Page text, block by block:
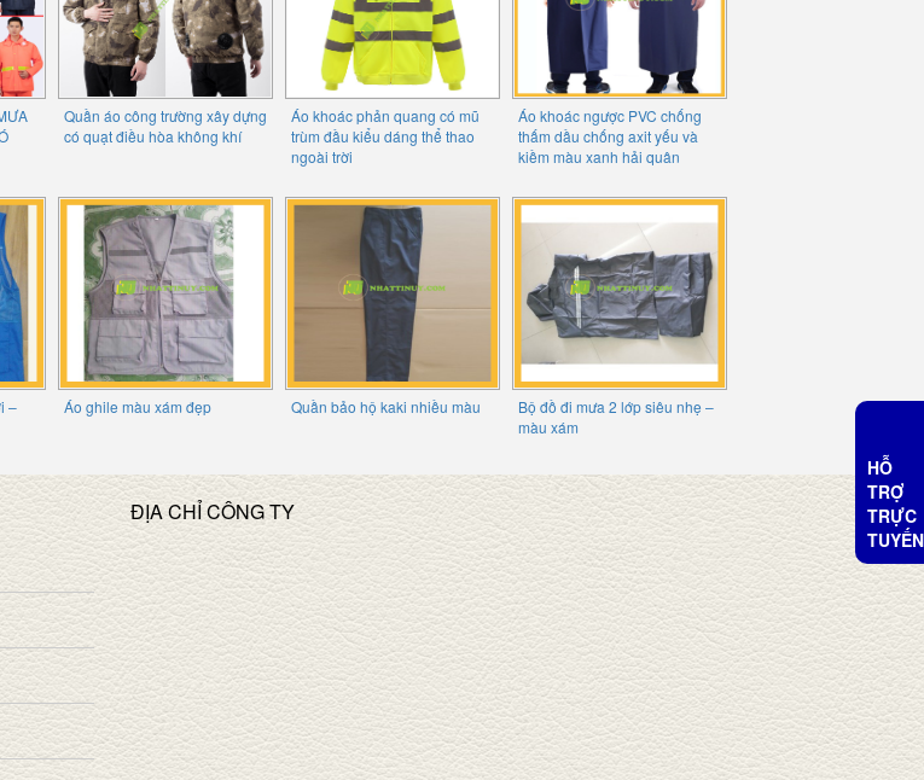
Quần áo công trường xây dựng
có quạt điều hòa không khí
Áo khoác phản quang có mũ
trùm đầu kiểu dáng thể thao
ngoài trời
Áo khoác ngược PVC chống
thấm dầu chống axit yếu và
kiềm màu xanh hải quân
–
Áo ghile màu xám đẹp Quần bảo hộ kaki nhiều màu
Bộ đồ đi mưa 2 lớp siêu nhẹ –
màu xám
ĐỊA CHỈ CÔNG TY
HỖ
TRỢ
TRỰC
TUYẾN